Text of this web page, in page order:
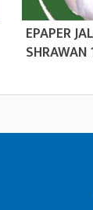
EPAPER
SHRAWAN